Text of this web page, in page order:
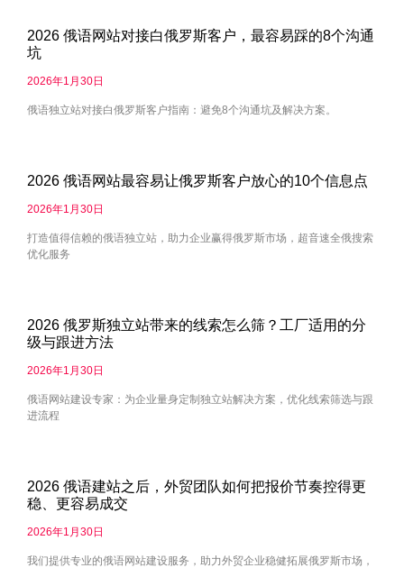
2026 俄语网站对接白俄罗斯客户，最容易踩的8个沟通
坑
2026年1月30日
俄语独立站对接白俄罗斯客户指南：避免8个沟通坑及解决方案。
2026 俄语网站最容易让俄罗斯客户放心的10个信息点
2026年1月30日
打造值得信赖的俄语独立站，助力企业赢得俄罗斯市场，超音速全俄搜索
优化服务
2026 俄罗斯独立站带来的线索怎么筛？工厂适用的分
级与跟进方法
2026年1月30日
俄语网站建设专家：为企业量身定制独立站解决方案，优化线索筛选与跟
进流程
2026 俄语建站之后，外贸团队如何把报价节奏控得更
稳、更容易成交
2026年1月30日
我们提供专业的俄语网站建设服务，助力外贸企业稳健拓展俄罗斯市场，